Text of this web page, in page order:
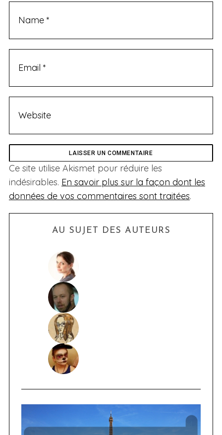
Ce site utilise Akismet pour réduire les
indésirables. En savoir plus sur la façon dont les
données de vos commentaires sont traitées.
AU SUJET DES AUTEURS